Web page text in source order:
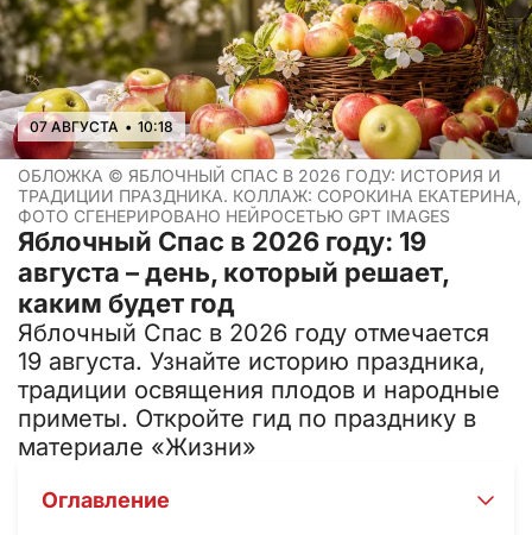
07 АВГУСТА • 10:18
ОБЛОЖКА © ЯБЛОЧНЫЙ СПАС В 2026 ГОДУ: ИСТОРИЯ И
ТРАДИЦИИ ПРАЗДНИКА. КОЛЛАЖ: СОРОКИНА ЕКАТЕРИНА,
ФОТО СГЕНЕРИРОВАНО НЕЙРОСЕТЬЮ GPT IMAGES
Яблочный Спас в 2026 году: 19
августа – день, который решает,
каким будет год
Яблочный Спас в 2026 году отмечается
19 августа. Узнайте историю праздника,
традиции освящения плодов и народные
приметы. Откройте гид по празднику в
материале «Жизни»
Оглавление